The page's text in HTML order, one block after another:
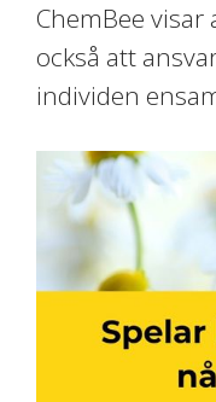
ChemBee visar
också att
individen